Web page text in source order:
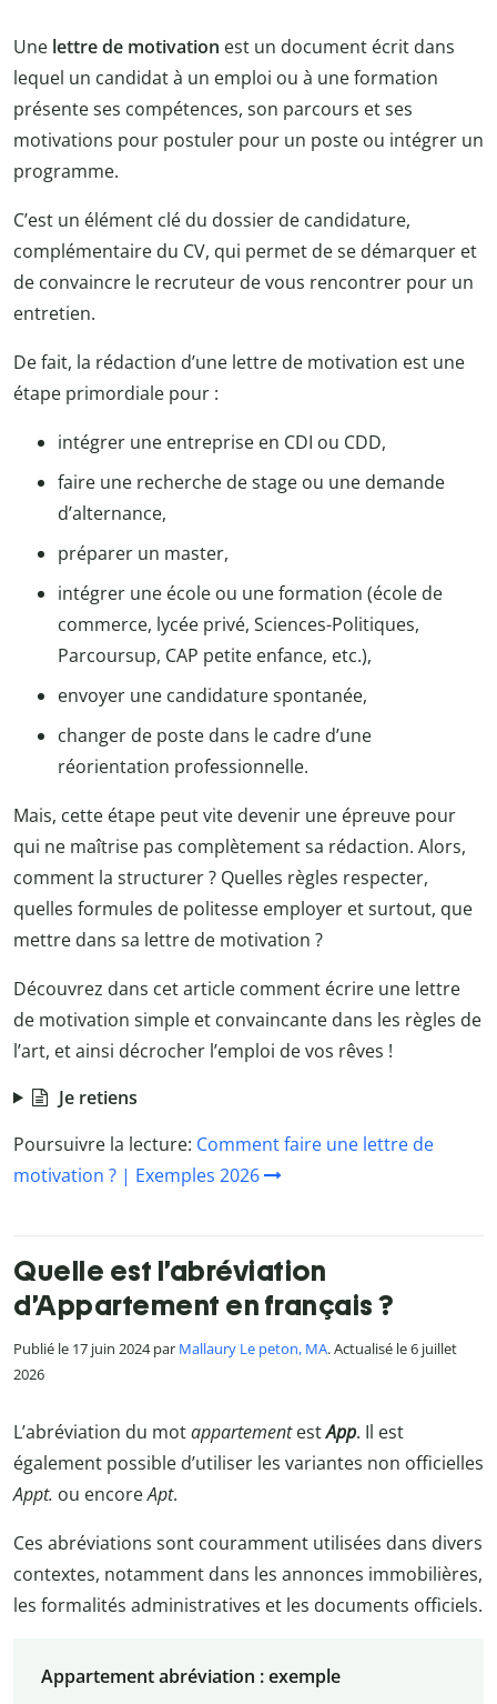
Une lettre de motivation est un document écrit dans
lequel un candidat à un emploi ou à une formation
présente ses compétences, son parcours et ses
motivations pour postuler pour un poste ou intégrer un
programme.
C’est un élément clé du dossier de candidature,
complémentaire du CV, qui permet de se démarquer et
de convaincre le recruteur de vous rencontrer pour un
entretien.
De fait, la rédaction d’une lettre de motivation est une
étape primordiale pour :
intégrer une entreprise en CDI ou CDD,
faire une recherche de stage ou une demande
d’alternance,
préparer un master,
intégrer une école ou une formation (école de
commerce, lycée privé, Sciences-Politiques,
Parcoursup, CAP petite enfance, etc.),
envoyer une candidature spontanée,
changer de poste dans le cadre d’une
réorientation professionnelle.
Mais, cette étape peut vite devenir une épreuve pour
qui ne maîtrise pas complètement sa rédaction. Alors,
comment la structurer ? Quelles règles respecter,
quelles formules de politesse employer et surtout, que
mettre dans sa lettre de motivation ?
Découvrez dans cet article comment écrire une lettre
de motivation simple et convaincante dans les règles de
l’art, et ainsi décrocher l’emploi de vos rêves !
Je retiens
Poursuivre la lecture: Comment faire une lettre de
motivation ? | Exemples 2026
Quelle est l’abréviation
d’Appartement en français ?
Publié le 17 juin 2024 par Mallaury Le peton, MA. Actualisé le 6 juillet
2026
L’abréviation du motappartementestApp. Il est
également possible d’utiliser les variantes non officielles
Appt. ou encoreApt.
Ces abréviations sont couramment utilisées dans divers
contextes, notamment dans les annonces immobilières,
les formalités administratives et les documents officiels.
Appartement abréviation : exemple